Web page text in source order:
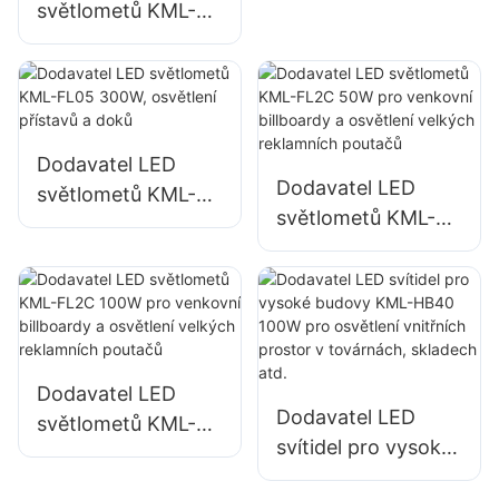
světlometů KML-
FL05 240W,
vhodných pro
průmyslové
závody, billboardy
a osvětlení velkých
reklamních cedulí.
Dodavatel LED
světlometů KML-
FL05 300W,
​​doků
Dodavatel LED
světlometů KML-
FL2C 50W pro
venkovní billboardy
a osvětlení velkých
reklamních poutačů
Dodavatel LED
světlometů KML-
FL2C 100W pro
Dodavatel LED
svítidel pro vysoké
budovy KML-HB40